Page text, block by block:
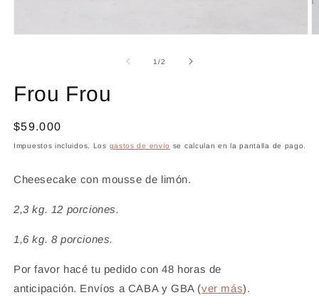
una
ventana
1/de
2
Frou Frou
Precio
habitual
$59.000
Impuestos incluidos. Los gastos de envío se calculan en la pantalla de pago.
Cheesecake con mousse de limón.
2,3 kg. 12 porciones.
1,6 kg. 8 porciones.
Por favor hacé tu pedido con 48 horas de
anticipación. Envíos a CABA y GBA (ver más).